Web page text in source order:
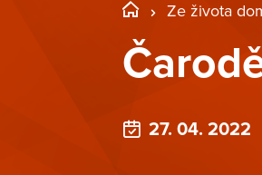
Ze života
27. 04. 2022